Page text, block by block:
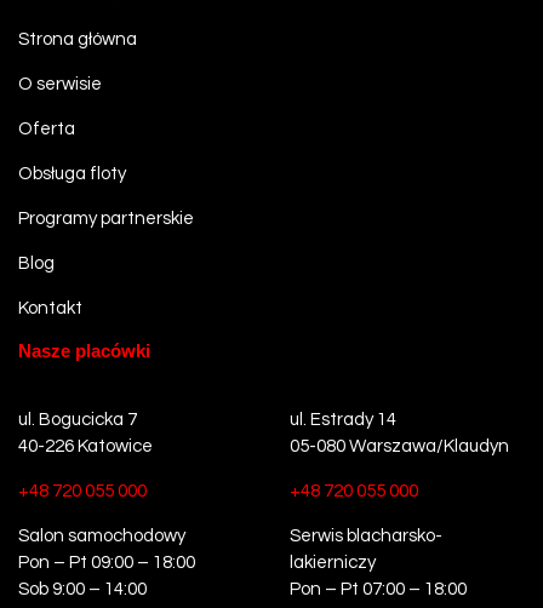
Strona główna
O serwisie
Oferta
Obsługa floty
Programy partnerskie
Blog
Kontakt
Nasze placówki
ul. Bogucicka 7
40-226 Katowice
+48 720 055 000
Salon samochodowy
Pon – Pt 09:00 – 18:00
Sob 9:00 – 14:00
ul. Estrady 14
05-080 Warszawa/Klaudyn
+48 720 055 000
Serwis blacharsko-
lakierniczy
Pon – Pt 07:00 – 18:00